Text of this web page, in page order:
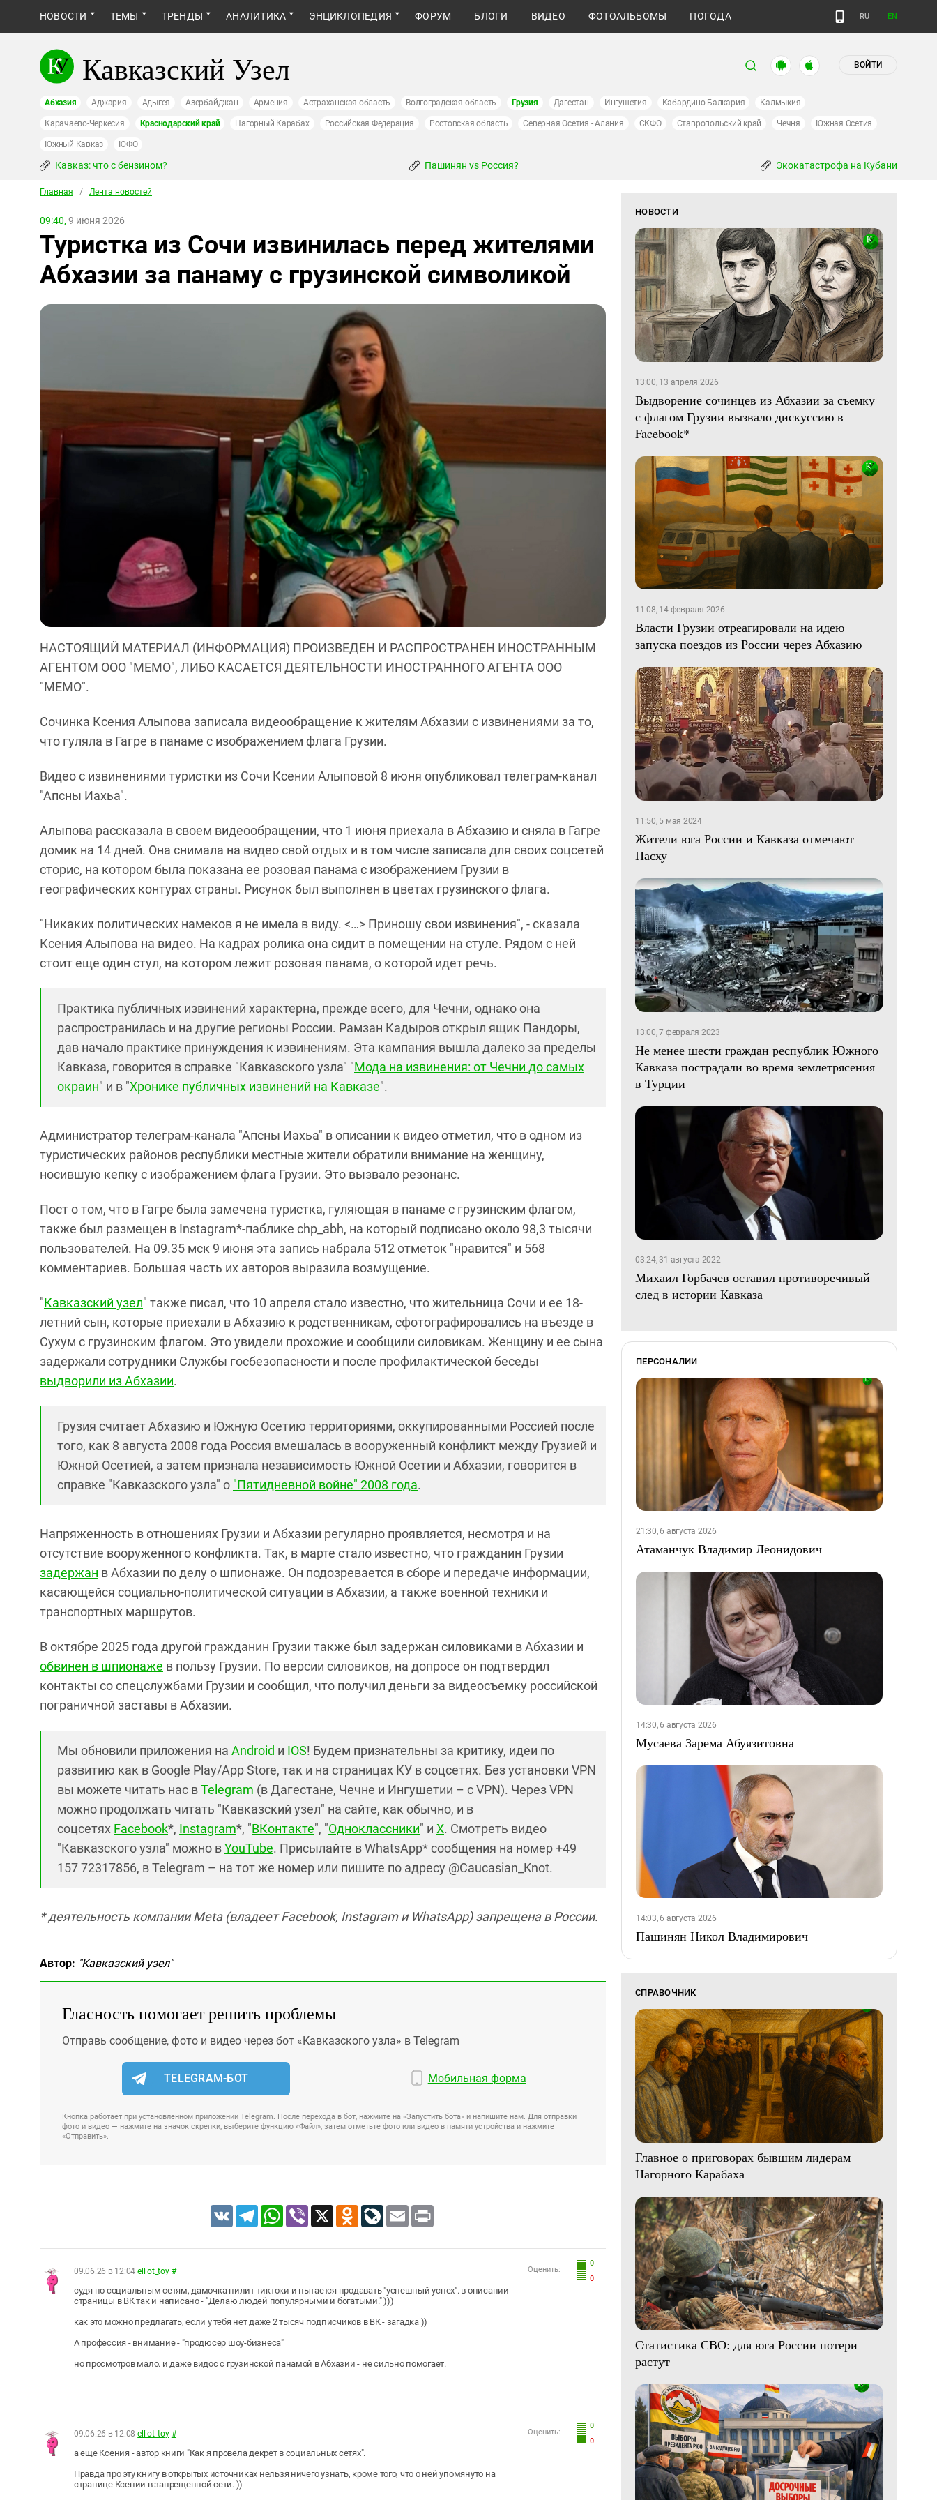
НОВОСТИ ТЕМЫ ТРЕНДЫ АНАЛИТИКА ЭНЦИКЛОПЕДИЯ ФОРУМ БЛОГИ ВИДЕО ФОТОАЛЬБОМЫ ПОГОДА RU EN
Кавказский Узел ВОЙТИ
Абхазия Аджария Адыгея Азербайджан Армения Астраханская область Волгоградская область Грузия Дагестан Ингушетия Кабардино-Балкария Калмыкия
Карачаево-Черкесия Краснодарский край Нагорный Карабах Российская Федерация Ростовская область Северная Осетия - Алания СКФО Ставропольский край Чечня Южная Осетия
Южный Кавказ ЮФО
Кавказ: что с бензином? Пашинян vs Россия? Экокатастрофа на Кубани
Главная / Лента новостей
09:40, 9 июня 2026
Туристка из Сочи извинилась перед жителями
Абхазии за панаму с грузинской символикой
НАСТОЯЩИЙ МАТЕРИАЛ (ИНФОРМАЦИЯ) ПРОИЗВЕДЕН И РАСПРОСТРАНЕН ИНОСТРАННЫМ
АГЕНТОМ ООО "МЕМО", ЛИБО КАСАЕТСЯ ДЕЯТЕЛЬНОСТИ ИНОСТРАННОГО АГЕНТА ООО
"МЕМО".
Сочинка Ксения Алыпова записала видеообращение к жителям Абхазии с извинениями за то,
что гуляла в Гагре в панаме с изображением флага Грузии.
Видео с извинениями туристки из Сочи Ксении Алыповой 8 июня опубликовал телеграм-канал
"Апсны Иахьа".
Алыпова рассказала в своем видеообращении, что 1 июня приехала в Абхазию и сняла в Гагре
домик на 14 дней. Она снимала на видео свой отдых и в том числе записала для своих соцсетей
сторис, на котором была показана ее розовая панама с изображением Грузии в
географических контурах страны. Рисунок был выполнен в цветах грузинского флага.
"Никаких политических намеков я не имела в виду. <…> Приношу свои извинения", - сказала
Ксения Алыпова на видео. На кадрах ролика она сидит в помещении на стуле. Рядом с ней
стоит еще один стул, на котором лежит розовая панама, о которой идет речь.
Практика публичных извинений характерна, прежде всего, для Чечни, однако она
распространилась и на другие регионы России. Рамзан Кадыров открыл ящик Пандоры,
дав начало практике принуждения к извинениям. Эта кампания вышла далеко за пределы
Кавказа, говорится в справке "Кавказского узла" "Мода на извинения: от Чечни до самых
окраин" и в "Хронике публичных извинений на Кавказе".
Администратор телеграм-канала "Апсны Иахьа" в описании к видео отметил, что в одном из
туристических районов республики местные жители обратили внимание на женщину,
носившую кепку с изображением флага Грузии. Это вызвало резонанс.
Пост о том, что в Гагре была замечена туристка, гуляющая в панаме с грузинским флагом,
также был размещен в Instagram*-паблике chp_abh, на который подписано около 98,3 тысячи
пользователей. На 09.35 мск 9 июня эта запись набрала 512 отметок "нравится" и 568
комментариев. Большая часть их авторов выразила возмущение.
"Кавказский узел" также писал, что 10 апреля стало известно, что жительница Сочи и ее 18-
летний сын, которые приехали в Абхазию к родственникам, сфотографировались на въезде в
Сухум с грузинским флагом. Это увидели прохожие и сообщили силовикам. Женщину и ее сына
задержали сотрудники Службы госбезопасности и после профилактической беседы
выдворили из Абхазии.
Грузия считает Абхазию и Южную Осетию территориями, оккупированными Россией после
того, как 8 августа 2008 года Россия вмешалась в вооруженный конфликт между Грузией и
Южной Осетией, а затем признала независимость Южной Осетии и Абхазии, говорится в
справке "Кавказского узла" о "Пятидневной войне" 2008 года.
Напряженность в отношениях Грузии и Абхазии регулярно проявляется, несмотря и на
отсутствие вооруженного конфликта. Так, в марте стало известно, что гражданин Грузии
задержан в Абхазии по делу о шпионаже. Он подозревается в сборе и передаче информации,
касающейся социально-политической ситуации в Абхазии, а также военной техники и
транспортных маршрутов.
В октябре 2025 года другой гражданин Грузии также был задержан силовиками в Абхазии и
обвинен в шпионаже в пользу Грузии. По версии силовиков, на допросе он подтвердил
контакты со спецслужбами Грузии и сообщил, что получил деньги за видеосъемку российской
пограничной заставы в Абхазии.
Мы обновили приложения на Android и IOS! Будем признательны за критику, идеи по
развитию как в Google Play/App Store, так и на страницах КУ в соцсетях. Без установки VPN
вы можете читать нас вTelegram (в Дагестане, Чечне и Ингушетии – с VPN). Через VPN
можно продолжать читать "Кавказский узел" на сайте, как обычно, и в
соцсетях Facebook*, Instagram*, "ВКонтакте", "Одноклассники" и X. Смотреть видео
"Кавказского узла" можно вYouTube. Присылайте в WhatsApp* сообщения на номер +49
157 72317856, в Telegram – на тот же номер или пишите по адресу @Caucasian_Knot.
* деятельность компании Meta (владеет Facebook, Instagram и WhatsApp) запрещена в России.
Автор: "Кавказский узел"
Гласность помогает решить проблемы
Отправь сообщение, фото и видео через бот «Кавказского узла» в Telegram
TELEGRAM-БОТ Мобильная форма
Кнопка работает при установленном приложении Telegram. После перехода в бот, нажмите на «Запустить бота» и напишите нам. Для отправки
фото и видео — нажмите на значок скрепки, выберите функцию «Файл», затем отметьте фото или видео в памяти устройства и нажмите
«Отправить».
VK TelegramWhatsApp
Viber X Odnoklassniki
LiveJournal
Email
0
0
Оценить:
09.06.26 в 12:04 elliot_toy #
судя по социальным сетям, дамочка пилит тиктоки и пытается продавать "успешный успех". в описании
страницы в ВК так и написано - "Делаю людей популярными и богатыми." )))
как это можно предлагать, если у тебя нет даже 2 тысяч подписчиков в ВК - загадка ))
А профессия - внимание - "продюсер шоу-бизнеса"
но просмотров мало. и даже видос с грузинской панамой в Абхазии - не сильно помогает.
0
0
Оценить:
09.06.26 в 12:08 elliot_toy #
а еще Ксения - автор книги "Как я провела декрет в социальных сетях".
Правда про эту книгу в открытых источниках нельзя ничего узнать, кроме того, что о ней упомянуто на
странице Ксении в запрещенной сети. ))
НОВОСТИ
13:00, 13 апреля 2026
Выдворение сочинцев из Абхазии за съемку
с флагом Грузии вызвало дискуссию в
Facebook*
11:08, 14 февраля 2026
Власти Грузии отреагировали на идею
запуска поездов из России через Абхазию
11:50, 5 мая 2024
Жители юга России и Кавказа отмечают
Пасху
13:00, 7 февраля 2023
Не менее шести граждан республик Южного
Кавказа пострадали во время землетрясения
в Турции
03:24, 31 августа 2022
Михаил Горбачев оставил противоречивый
след в истории Кавказа
ПЕРСОНАЛИИ
21:30, 6 августа 2026
Атаманчук Владимир Леонидович
14:30, 6 августа 2026
Мусаева Зарема Абуязитовна
14:03, 6 августа 2026
Пашинян Никол Владимирович
СПРАВОЧНИК
Главное о приговорах бывшим лидерам
Нагорного Карабаха
Статистика СВО: для юга России потери
растут